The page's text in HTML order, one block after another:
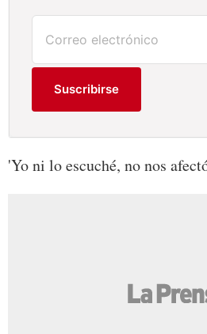
Suscribirse
'Yo ni lo escuché, no nos